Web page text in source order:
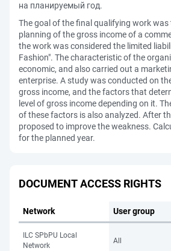
на планируемый год.
The goal of the final qualifying work was
planning of the gross income of a
the work was considered the limited
Fashion". The characteristic of the
economic, and also carried out a
enterprise. A study was conducted on
gross income, and the factors that
level of gross income depending on it.
of these factors is also analyzed. After
proposed to improve the weakness.
for the planned year.
DOCUMENT ACCESS RIGHTS
Network User group
ILC SPbPU Local
Network
All